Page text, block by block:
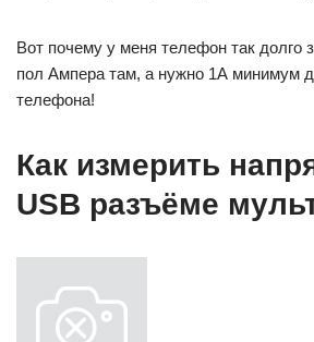
Вот почему у меня телефон так долго
пол Ампера там, а нужно 1А минимум
телефона!
Как измерить
USB разъёме